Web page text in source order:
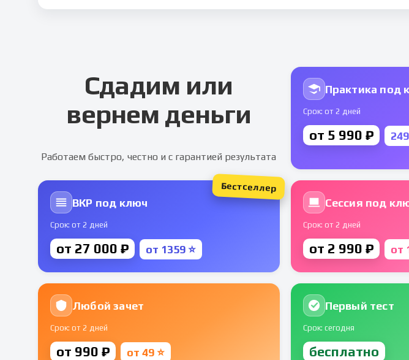
Сдадим или
вернем деньги
Работаем быстро, честно и с гарантией результата
Практика под
Срок: от 2 дней
от 5 990 ₽
ВКР под ключ
Срок: от 2 дней
от 27 000 ₽ от 1359 ⭐
Бестселлер
Сессия под
Срок: от 2 дней
от 2 990 ₽ от
Любой зачет
Срок: от 2 дней
от 990 ₽ от 49 ⭐
Первый тест
Срок: сегодня
бесплатно